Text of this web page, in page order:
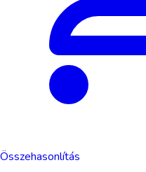
Összehasonlítás